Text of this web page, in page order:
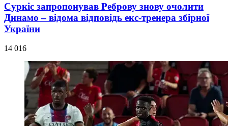
Суркіс запропонував Реброву знову очолити
Динамо – відома відповідь екс-тренера збірної
України
14 016